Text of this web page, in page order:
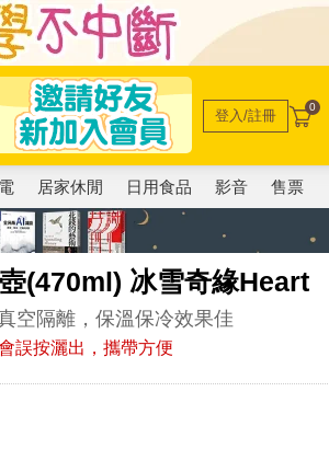
登入/註冊 0
居家休閒 日用食品 影音 售票
(470ml) 冰雪奇緣Heart
隔離，保溫保冷效果佳
誤按灑出，攜帶方便